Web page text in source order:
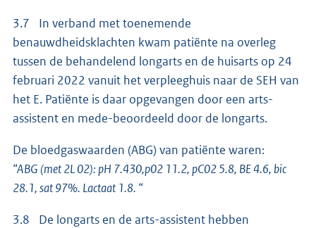
3.7 In verband met toenemende
benauwdheidsklachten kwam patiënte na overleg
tussen de behandelend longarts en de huisarts op 24
februari 2022 vanuit het verpleeghuis naar de SEH van
het E. Patiënte is daar opgevangen door een arts-
assistent en mede-beoordeeld door de longarts.
De bloedgaswaarden (ABG) van patiënte waren:
“ABG (met 2L 02): pH 7.430,p02 11.2, pC02 5.8, BE 4.6, bic
28.1, sat 97%. Lactaat 1.8. “
3.8 De longarts en de arts-assistent hebben